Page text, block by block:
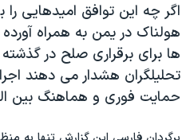
اگر چه این توافق امیدهایی
هولناک در یمن به همراه
ها برای برقراری صلح در
تحلیلگران هشدار می دهند
حمایت فوری و هماهنگ بین